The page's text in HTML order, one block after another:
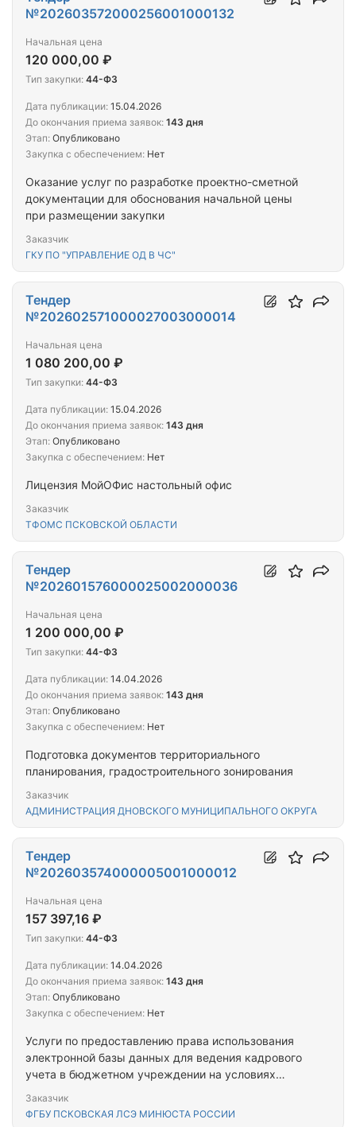
Оказание услуг по разработке проектно-сметной
документации для обоснования начальной цены
при размещении закупки
Заказчик
ГКУ ПО "УПРАВЛЕНИЕ ОД В ЧС"
№202603572000256001000132
Начальная цена
120 000,00 ₽
Тип закупки: 44-ФЗ
Дата публикации: 15.04.2026
До окончания приема заявок: 143 дня
Этап: Опубликовано
Закупка с обеспечением: Нет
Лицензия МойОФис настольный офис
Заказчик
ТФОМС ПСКОВСКОЙ ОБЛАСТИ
Тендер
№202602571000027003000014
Начальная цена
1 080 200,00 ₽
Тип закупки: 44-ФЗ
Дата публикации: 15.04.2026
До окончания приема заявок: 143 дня
Этап: Опубликовано
Закупка с обеспечением: Нет
Подготовка документов территориального
планирования, градостроительного зонирования
Заказчик
АДМИНИСТРАЦИЯ ДНОВСКОГО МУНИЦИПАЛЬНОГО ОКРУГА
Тендер
№202601576000025002000036
Начальная цена
1 200 000,00 ₽
Тип закупки: 44-ФЗ
Дата публикации: 14.04.2026
До окончания приема заявок: 143 дня
Этап: Опубликовано
Закупка с обеспечением: Нет
Услуги по предоставлению права использования
электронной базы данных для ведения кадрового
учета в бюджетном учреждении на условиях
Заказчик
ФГБУ ПСКОВСКАЯ ЛСЭ МИНЮСТА РОССИИ
Тендер
№202603574000005001000012
Начальная цена
157 397,16 ₽
Тип закупки: 44-ФЗ
Дата публикации: 14.04.2026
До окончания приема заявок: 143 дня
Этап: Опубликовано
Закупка с обеспечением: Нет